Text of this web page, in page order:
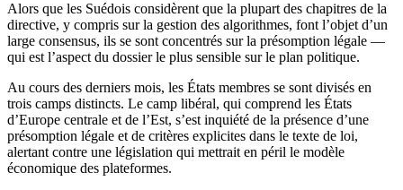
Alors que les Suédois considèrent que la plupart des chapitres de la
directive, y compris sur la gestion des algorithmes, font l’objet d’un
large consensus, ils se sont concentrés sur la présomption légale —
qui est l’aspect du dossier le plus sensible sur le plan politique.
Au cours des derniers mois, les États membres se sont divisés en
trois camps distincts. Le camp libéral, qui comprend les États
d’Europe centrale et de l’Est, s’est inquiété de la présence d’une
présomption légale et de critères explicites dans le texte de loi,
alertant contre une législation qui mettrait en péril le modèle
économique des plateformes.